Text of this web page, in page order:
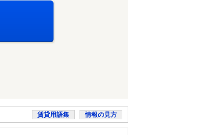
賃貸用語集 情報の見方